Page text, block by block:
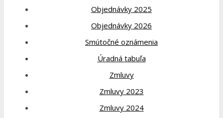
Objednávky 2025
Objednávky 2026
Smútočné oznámenia
Úradná tabuľa
Zmluvy
Zmluvy 2023
Zmluvy 2024